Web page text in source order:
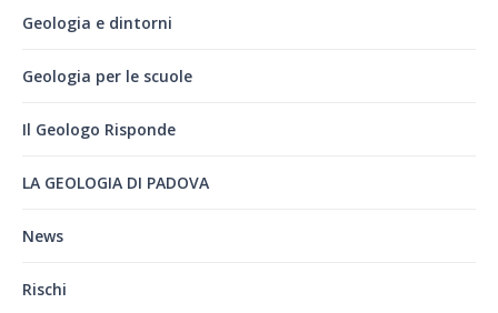
Geologia e dintorni
Geologia per le scuole
Il Geologo Risponde
LA GEOLOGIA DI PADOVA
News
Rischi